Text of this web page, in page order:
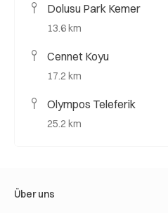
Dolusu Park Kemer
13.6 km
Cennet Koyu
17.2 km
Olympos Teleferik
25.2 km
Über uns